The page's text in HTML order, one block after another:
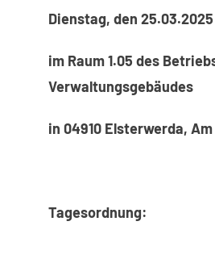
Dienstag, den 25.03.2025
im Raum 1.05 des
Verwaltungsgebäudes
in 04910 Elsterwerda,
Tagesordnung: